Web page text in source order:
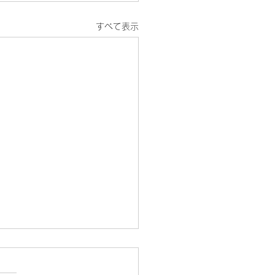
すべて表示